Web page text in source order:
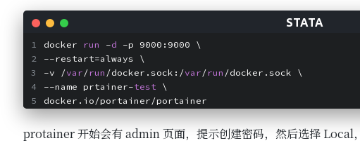
docker run -d -p 9000:9000 \
--restart=always \
-v /var/run /docker.sock:/var/run /docker.sock \
--name prtainer-test \
docker.io/portainer/portainer
protainer 开始会有 admin 页面，提示创建密码，然后选择 Local